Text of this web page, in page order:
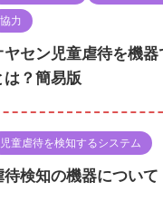
協力
ヤセン児童虐待を機器
は？簡易版
児童虐待を検知するシステム
待検知の機器について